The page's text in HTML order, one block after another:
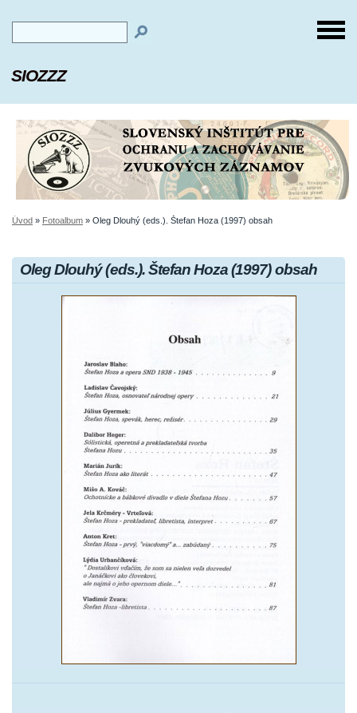
SIOZZZ
Úvod » Fotoalbum » Oleg Dlouhý (eds.). Štefan Hoza (1997) obsah
Oleg Dlouhý (eds.). Štefan Hoza (1997) obsah